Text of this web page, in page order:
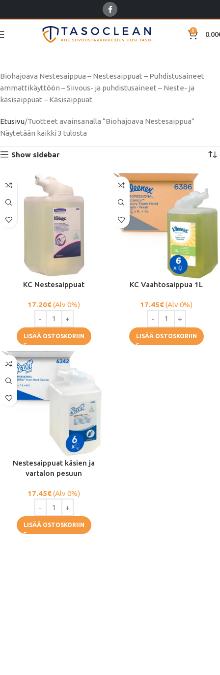
0 0.00
Biohajoava Nestesaippua – Nestesaippuat – Puhdistusaineet
ammattikäyttöön – Siivous- ja puhdistusaineet – Neste- ja
käsisaippuat – Käsisaippuat
Etusivu Tuotteet avainsanalla “Biohajoava Nestesaippua”
Näytetään kaikki 3 tulosta
Show sidebar
KC Nestesaippuat
17.20€(Alv 0%)
LISÄÄ OSTOSKORIIN
KC Vaahtosaippua 1L
17.45€(Alv 0%)
LISÄÄ OSTOSKORIIN
Nestesaippuat käsien ja
vartalon pesuun
17.45€(Alv 0%)
LISÄÄ OSTOSKORIIN